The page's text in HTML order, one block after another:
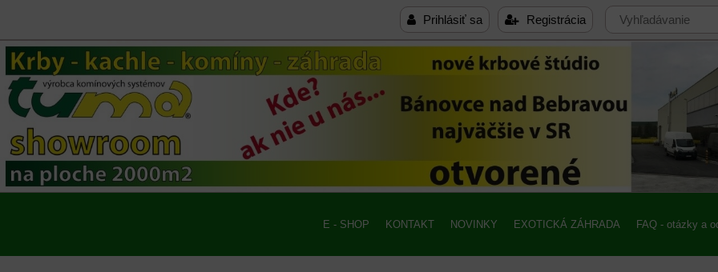
Prihlásiť sa Registrácia
E - SHOP KONTAKT NOVINKY EXOTICKÁ ZÁHRADA FAQ - otázky a